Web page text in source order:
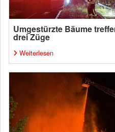
Umgestürzte Bäume
drei Züge
Weiterlesen